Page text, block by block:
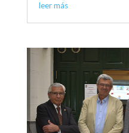
leer más